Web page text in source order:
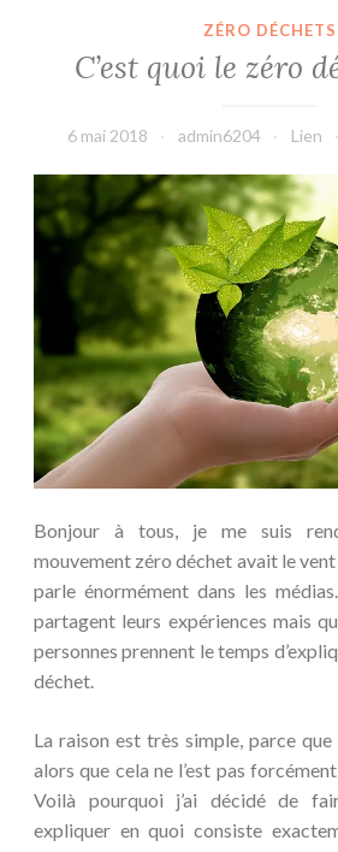
ZÉRO DÉCHETS
C’est quoi le zéro
6 mai 2018 admin6204 Lien
Bonjour à tous, je me suis
mouvement zéro déchet avait le vent
parle énormément dans les
partagent leurs expériences mais
personnes prennent le temps
déchet.
La raison est très simple, parce
alors que cela ne l’est pas
Voilà pourquoi j’ai décidé de
expliquer en quoi consiste